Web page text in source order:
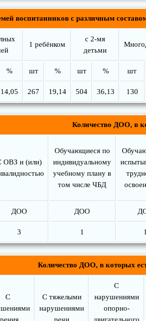
воспитанников с различным
1 ребёнком
с 2-мя
детьми
% шт % шт % шт
14,05 267 19,14 504 36,13 130
Количество ДОО, в
ОВЗ и (или)
Обучающиеся по
индивидуальному
учебному плану в
том числе ЧБД
ДОО ДОО
3 1
Количество ДОО, в которых
С
С тяжелыми
нарушениями
речи
С
нарушениями
опорно-
двигательного